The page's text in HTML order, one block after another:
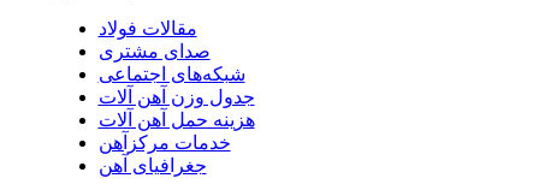
مقالات فولاد
صدای مشتری
شبکه‌های اجتماعی
جدول وزن آهن آلات
هزینه حمل آهن آلات
خدمات مرکزآهن
جغرافیای آهن